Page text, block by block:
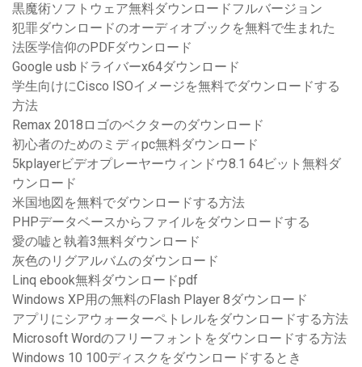
黒魔術ソフトウェア無料ダウンロードフルバージョン
犯罪ダウンロードのオーディオブックを無料で生まれた
法医学信仰のPDFダウンロード
Google usbドライバーx64ダウンロード
学生向けにCisco ISOイメージを無料でダウンロードする
方法
Remax 2018ロゴのベクターのダウンロード
初心者のためのミディpc無料ダウンロード
5kplayerビデオプレーヤーウィンドウ8.1 64ビット無料ダ
ウンロード
米国地図を無料でダウンロードする方法
PHPデータベースからファイルをダウンロードする
愛の嘘と執着3無料ダウンロード
灰色のリグアルバムのダウンロード
Linq ebook無料ダウンロードpdf
Windows XP用の無料のFlash Player 8ダウンロード
アプリにシアウォーターペトレルをダウンロードする方法
Microsoft Wordのフリーフォントをダウンロードする方法
Windows 10 100ディスクをダウンロードするとき